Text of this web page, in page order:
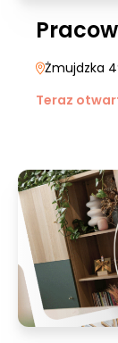
Żmujdzka
Teraz